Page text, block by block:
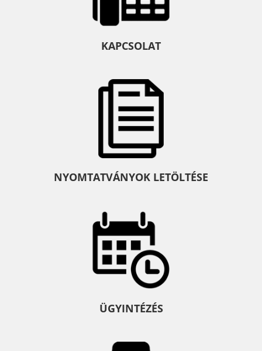
KAPCSOLAT
NYOMTATVÁNYOK LETÖLTÉSE
ÜGYINTÉZÉS